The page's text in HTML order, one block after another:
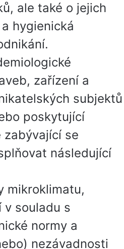
ale také o jejich
hygienická
zařízení a
subjektů
poskytující
zabývající se
následující
mikroklimatu,
v souladu s
normy a
nezávadnosti